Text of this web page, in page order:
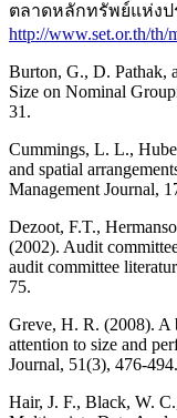
ตลาดหลักทรัพย์แห่งป
http://www.set.or.th/th/
Burton, G., D. Pathak,
Size on Nominal
31.
Cummings, L. L.,
and spatial
Management Journal,
Dezoot, F.T.,
(2002). Audit
audit committee
75.
Greve, H. R. (2008). A
attention to size and
Journal, 51(3), 476-494.
Hair, J. F., Black, W.